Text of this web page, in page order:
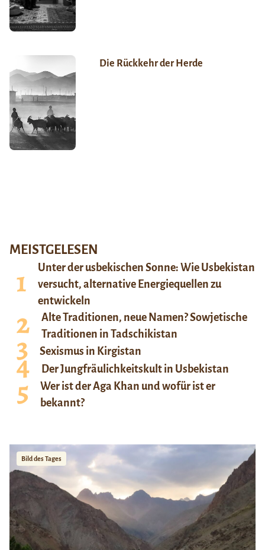
Die Rückkehr der Herde
MEISTGELESEN
Unter der usbekischen Sonne: Wie Usbekistan
versucht, alternative Energiequellen zu
entwickeln
Alte Traditionen, neue Namen? Sowjetische
Traditionen in Tadschikistan
Sexismus in Kirgistan
Der Jungfräulichkeitskult in Usbekistan
Wer ist der Aga Khan und wofür ist er
bekannt?
Bild des Tages